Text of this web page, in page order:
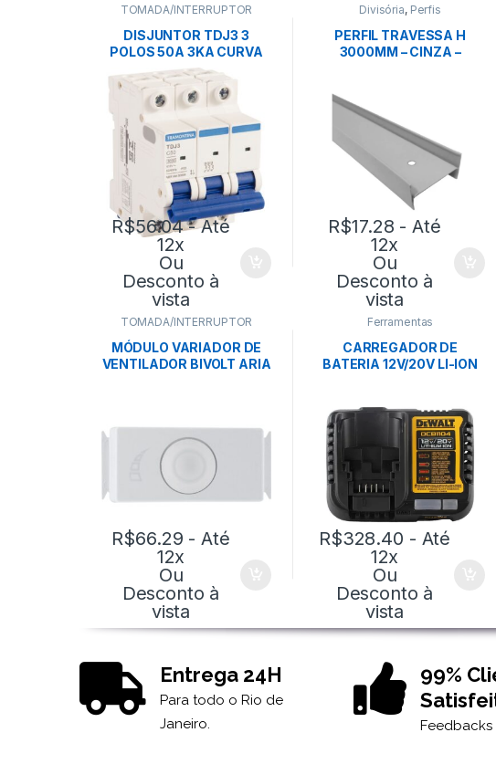
TOMADA/INTERRUPTOR
DISJUNTOR TDJ3 3
POLOS 50A 3KA CURVA
C-TRAMONTINA
R$56.04- Até
12x
Ou
Desconto à
vista
Divisória, Perfis
PERFIL TRAVESSA H
3000MM – CINZA –
R$17.28 - Até
12x
Ou
Desconto à
vista
TOMADA/INTERRUPTOR
MÓDULO VARIADOR DE
VENTILADOR BIVOLT ARIA
R$66.29 - Até
12x
Ou
Desconto à
vista
Ferramentas
CARREGADOR DE
BATERIA 12V/20V LI-ION
R$328.40 - Até
12x
Ou
Desconto à
vista
Entrega 24H
Para todo o Rio de
Janeiro.
99%
Feedbacks